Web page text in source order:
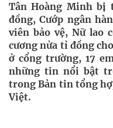
Tân Hoàng Minh bị
đồng, Cướp ngân
viên bảo vệ, Nữ lao
cương nửa tỉ đồng
ở cổng trường, 17
những tin nổi bật
trong Bản tin tổng
Việt.